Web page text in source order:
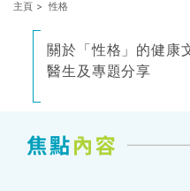
主頁 > 性格
關於「性格」的健康
醫生及專題分享